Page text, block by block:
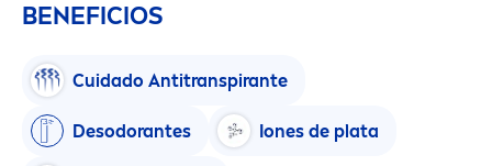
BENEFICIOS
Cuidado Antitranspirante
Desodorantes Iones de plata